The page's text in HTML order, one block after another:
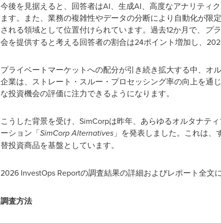
今後を見据えると、回答者はAI、生成AI、高度なアナリティ
ます。また、業務の複雑性やデータの分断により自動化が
される領域として位置付けられています。過去12か月で、
プ
会を提供すると考える回答者の割合は24ポイント増加し、
プライベートマーケットへの配分が引き続き拡大する中、オ
企業は、ストレート・スルー・プロセッシング率の向上を通
な投資機会の評価に注力できるようになります。
こうした背景を受け、SimCorpは昨年、あらゆるオルタナテ
ーション「SimCorp Alternatives」を発表しました。これは、
替投資商品を基盤としています。
2026 InvestOps Reportの調査結果の詳細およびレポート全文に
調査方法